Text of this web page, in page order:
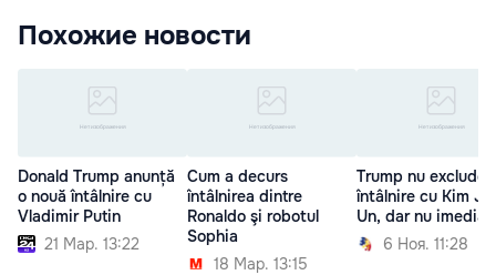
Похожие новости
Donald Trump anunță
o nouă întâlnire cu
Vladimir Putin
21 Мар. 13:22
Cum a decurs
întâlnirea dintre
Ronaldo şi robotul
Sophia
18 Мар. 13:15
Trump nu exclude
întâlnire cu Kim
Un, dar nu imediat
6 Ноя. 11:28